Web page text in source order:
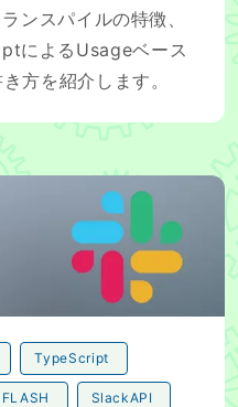
ンスパイルの特徴、
によるUsageベース
方を紹介します。
FLASHとSlackAPIを
TypeScript
SlackAPI